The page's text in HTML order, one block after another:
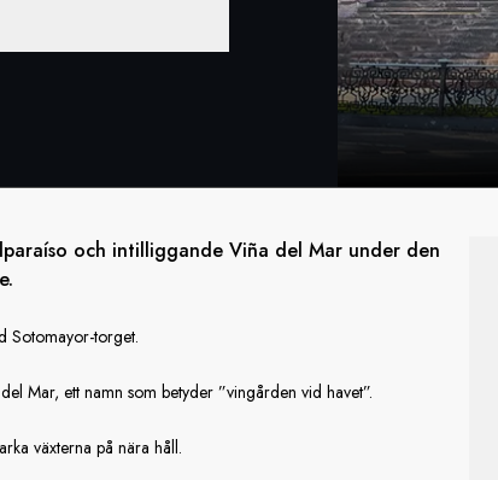
och intilliggande Viña del Mar under den
Sotomayor-torget.
Mar, ett namn som betyder ”vingården vid havet”.
växterna på nära håll.